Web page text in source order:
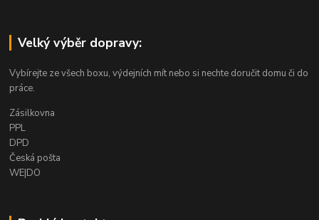
Velký výběr dopravy:
Vybírejte ze všech boxu, výdejních mít nebo si nechte doručit domu či do
práce.
Zásilkovna
PPL
DPD
Česká pošta
WE|DO